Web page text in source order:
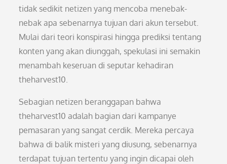
tidak sedikit netizen yang mencoba menebak-
nebak apa sebenarnya tujuan dari akun tersebut.
Mulai dari teori konspirasi hingga prediksi tentang
konten yang akan diunggah, spekulasi ini semakin
menambah keseruan di seputar kehadiran
theharvest10.
Sebagian netizen beranggapan bahwa
theharvest10 adalah bagian dari kampanye
pemasaran yang sangat cerdik. Mereka percaya
bahwa di balik misteri yang diusung, sebenarnya
terdapat tujuan tertentu yang ingin dicapai oleh